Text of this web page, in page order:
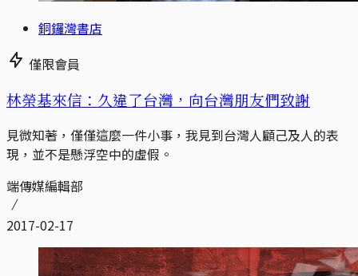
銅鑼灣書店
僅限會員
林榮基來信：久違了台灣，向台灣朋友們致謝
見微知著，僅僅這麼一件小事，我見到台灣人顧己及人的表
現，並不是懸浮空中的虛假。
端傳媒編輯部
2017-02-17